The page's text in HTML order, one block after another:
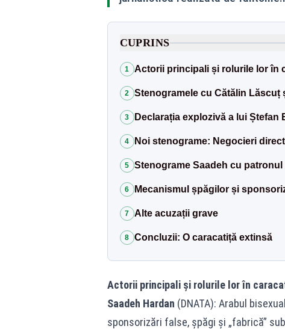
CUPRINS
1 Actorii principali și rolurile lor în
2 Stenogramele cu Cătălin Lăscuț
3 Declarația explozivă a lui Ștefan
4 Noi stenograme: Negocieri
5 Stenograme Saadeh cu
6 Mecanismul șpăgilor și
7 Alte acuzații grave
8 Concluzii: O caracatiță extinsă
Actorii principali și rolurile lor în
Saadeh Hardan (DNATA): Arabul
sponsorizări false, șpăgi și „fabrică”